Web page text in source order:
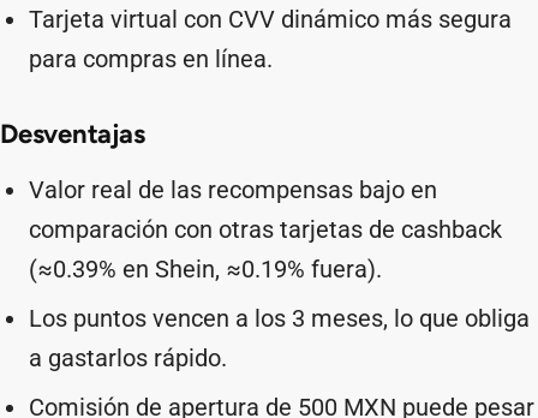
Tarjeta virtual con CVV dinámico más segura
para compras en línea.
Desventajas
Valor real de las recompensas bajo en
comparación con otras tarjetas de cashback
(≈0.39% en Shein, ≈0.19% fuera).
Los puntos vencen a los 3 meses, lo que obliga
a gastarlos rápido.
Comisión de apertura de 500 MXN puede pesar